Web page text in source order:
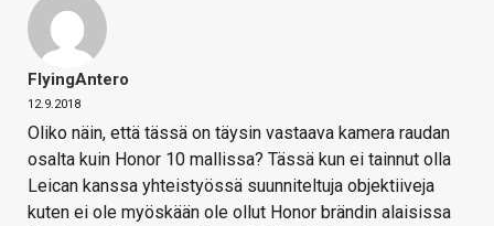
FlyingAntero
12.9.2018
Oliko näin, että tässä on täysin vastaava kamera raudan
osalta kuin Honor 10 mallissa? Tässä kun ei tainnut olla
Leican kanssa yhteistyössä suunniteltuja objektiiveja
kuten ei ole myöskään ole ollut Honor brändin alaisissa